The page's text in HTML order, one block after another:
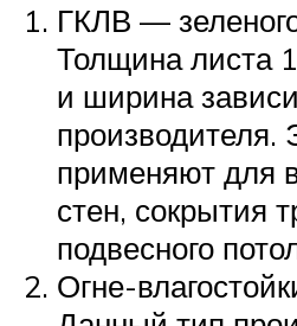
ГКЛВ —
Толщина листа
и ширина
производителя.
применяют для
стен, сокрытия
подвесного
Огне-